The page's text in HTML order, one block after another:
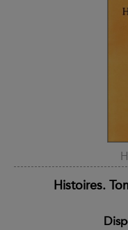
Histoires.